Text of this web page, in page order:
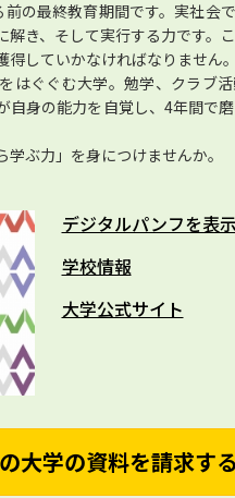
の最終教育期間です。実社会
解き、そして実行する力です。
していかなければなりません。
はぐぐむ大学。勉学、クラブ
自身の能力を自覚し、4年間で
ぶ力」を身につけませんか。
デジタルパンフを表
学校情報
大学公式サイト
大学の資料を請求する